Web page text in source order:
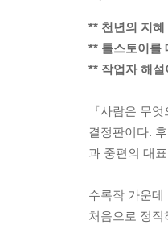
** 천년의 지
** 톨스토이를
** 작업자 해설
『사람은 무
결정판이다.
과 중편의 대
수록작 가운
처음으로 정